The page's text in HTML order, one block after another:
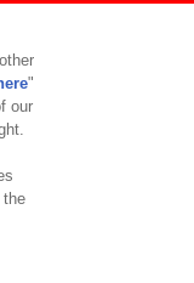
方針
"
our
the